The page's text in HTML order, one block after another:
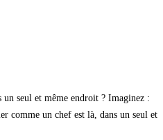
seul et même endroit ? Imaginez :
comme un chef est là, dans un seul et